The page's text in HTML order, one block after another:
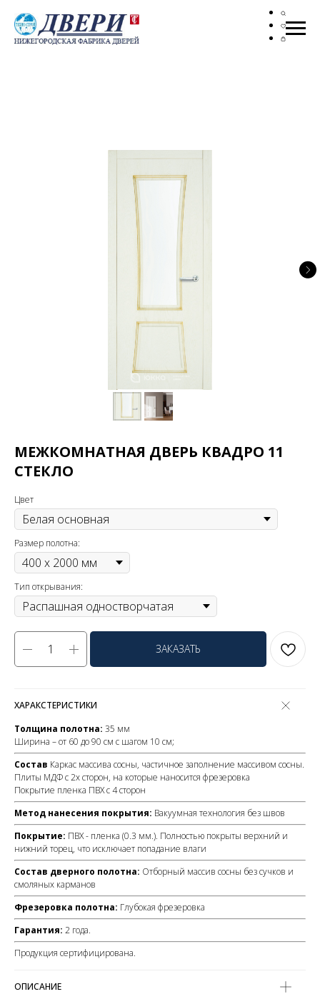
МЕЖКОМНАТНАЯ ДВЕРЬ КВАДРО 11
СТЕКЛО
Цвет
Размер полотна:
Тип открывания:
ЗАКАЗАТЬ
ХАРАКСТЕРИСТИКИ
Толщина полотна: 35 мм
Ширина – от 60 до 90 см с шагом 10 см;
Состав Каркас массива сосны, частичное заполнение массивом сосны.
Плиты МДФ с 2х сторон, на которые наносится фрезеровка
Покрытие пленка ПВХ с 4 сторон
Метод нанесения покрытия: Вакуумная технология без швов
Покрытие: ПВХ - пленка (0.3 мм.). Полностью покрыты верхний и
нижний торец, что исключает попадание влаги
Состав дверного полотна: Отборный массив сосны без сучков и
смоляных карманов
Фрезеровка полотна: Глубокая фрезеровка
Гарантия: 2 года.
Продукция сертифицирована.
ОПИСАНИЕ